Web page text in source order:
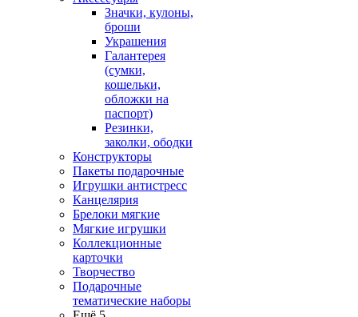
Значки, кулоны,
броши
Украшения
Галантерея
(сумки,
кошельки,
обложки на
паспорт)
Резинки,
заколки, ободки
Конструкторы
Пакеты подарочные
Игрушки антистресс
Канцелярия
Брелоки мягкие
Мягкие игрушки
Коллекционные
карточки
Творчество
Подарочные
тематические наборы